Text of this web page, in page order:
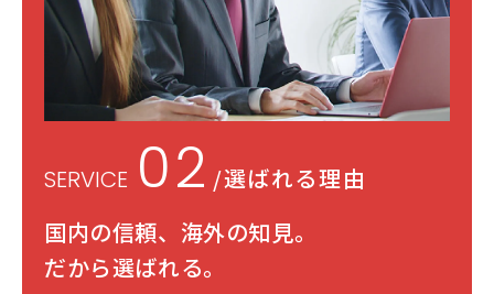
SERVICE 02 /選ばれる理由
国内の信頼、海外の知見。
だから選ばれる。